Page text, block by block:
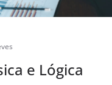
e Lógica